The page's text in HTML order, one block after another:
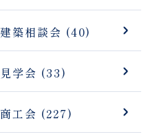
建築相談会 (40)
見学会 (33)
商工会 (227)